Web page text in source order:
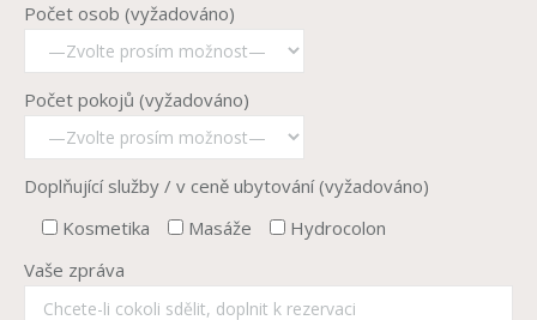
Počet osob (vyžadováno)
Počet pokojů (vyžadováno)
Doplňující služby / v ceně ubytování (vyžadováno)
Kosmetika
Masáže
Hydrocolon
Vaše zpráva